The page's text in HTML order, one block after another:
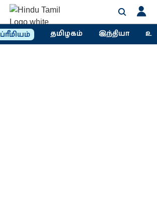
ப்ரீமியம் தமிழகம் இந்தியா